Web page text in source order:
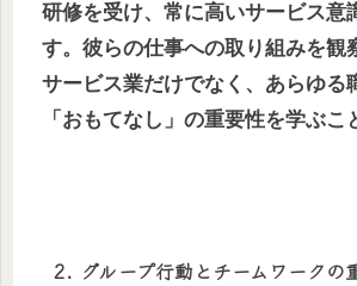
研修を受け、常に高いサービス意
す。彼らの仕事への取り組みを観
サービス業だけでなく、あらゆる
「おもてなし」の重要性を学ぶこ
2. グループ行動とチームワークの